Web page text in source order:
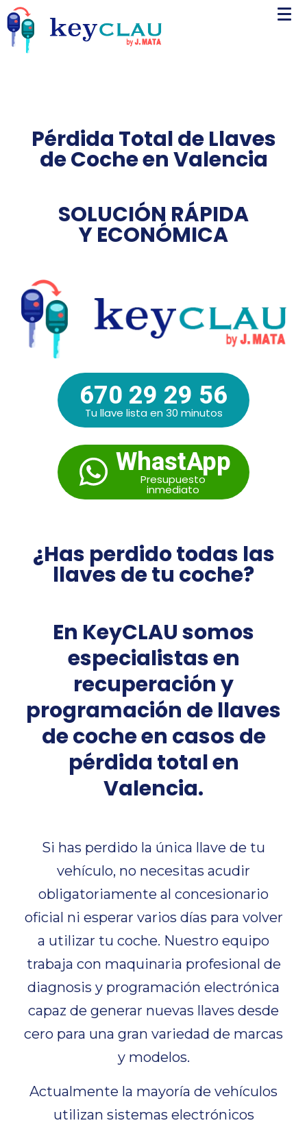
Pérdida Total de Llaves
de Coche en Valencia
SOLUCIÓN RÁPIDA
Y ECONÓMICA
670 29 29 56
Tu llave lista en 30 minutos
WhastApp
Presupuesto
inmediato
¿Has perdido todas las
llaves de tu coche?
En KeyCLAU somos
especialistas en
recuperación y
programación de llaves
de coche en casos de
pérdida total en
Valencia.
Si has perdido la única llave de tu
vehículo, no necesitas acudir
obligatoriamente al concesionario
oficial ni esperar varios días para volver
a utilizar tu coche. Nuestro equipo
trabaja con maquinaria profesional de
diagnosis y programación electrónica
capaz de generar nuevas llaves desde
cero para una gran variedad de marcas
y modelos.
Actualmente la mayoría de vehículos
utilizan sistemas electrónicos